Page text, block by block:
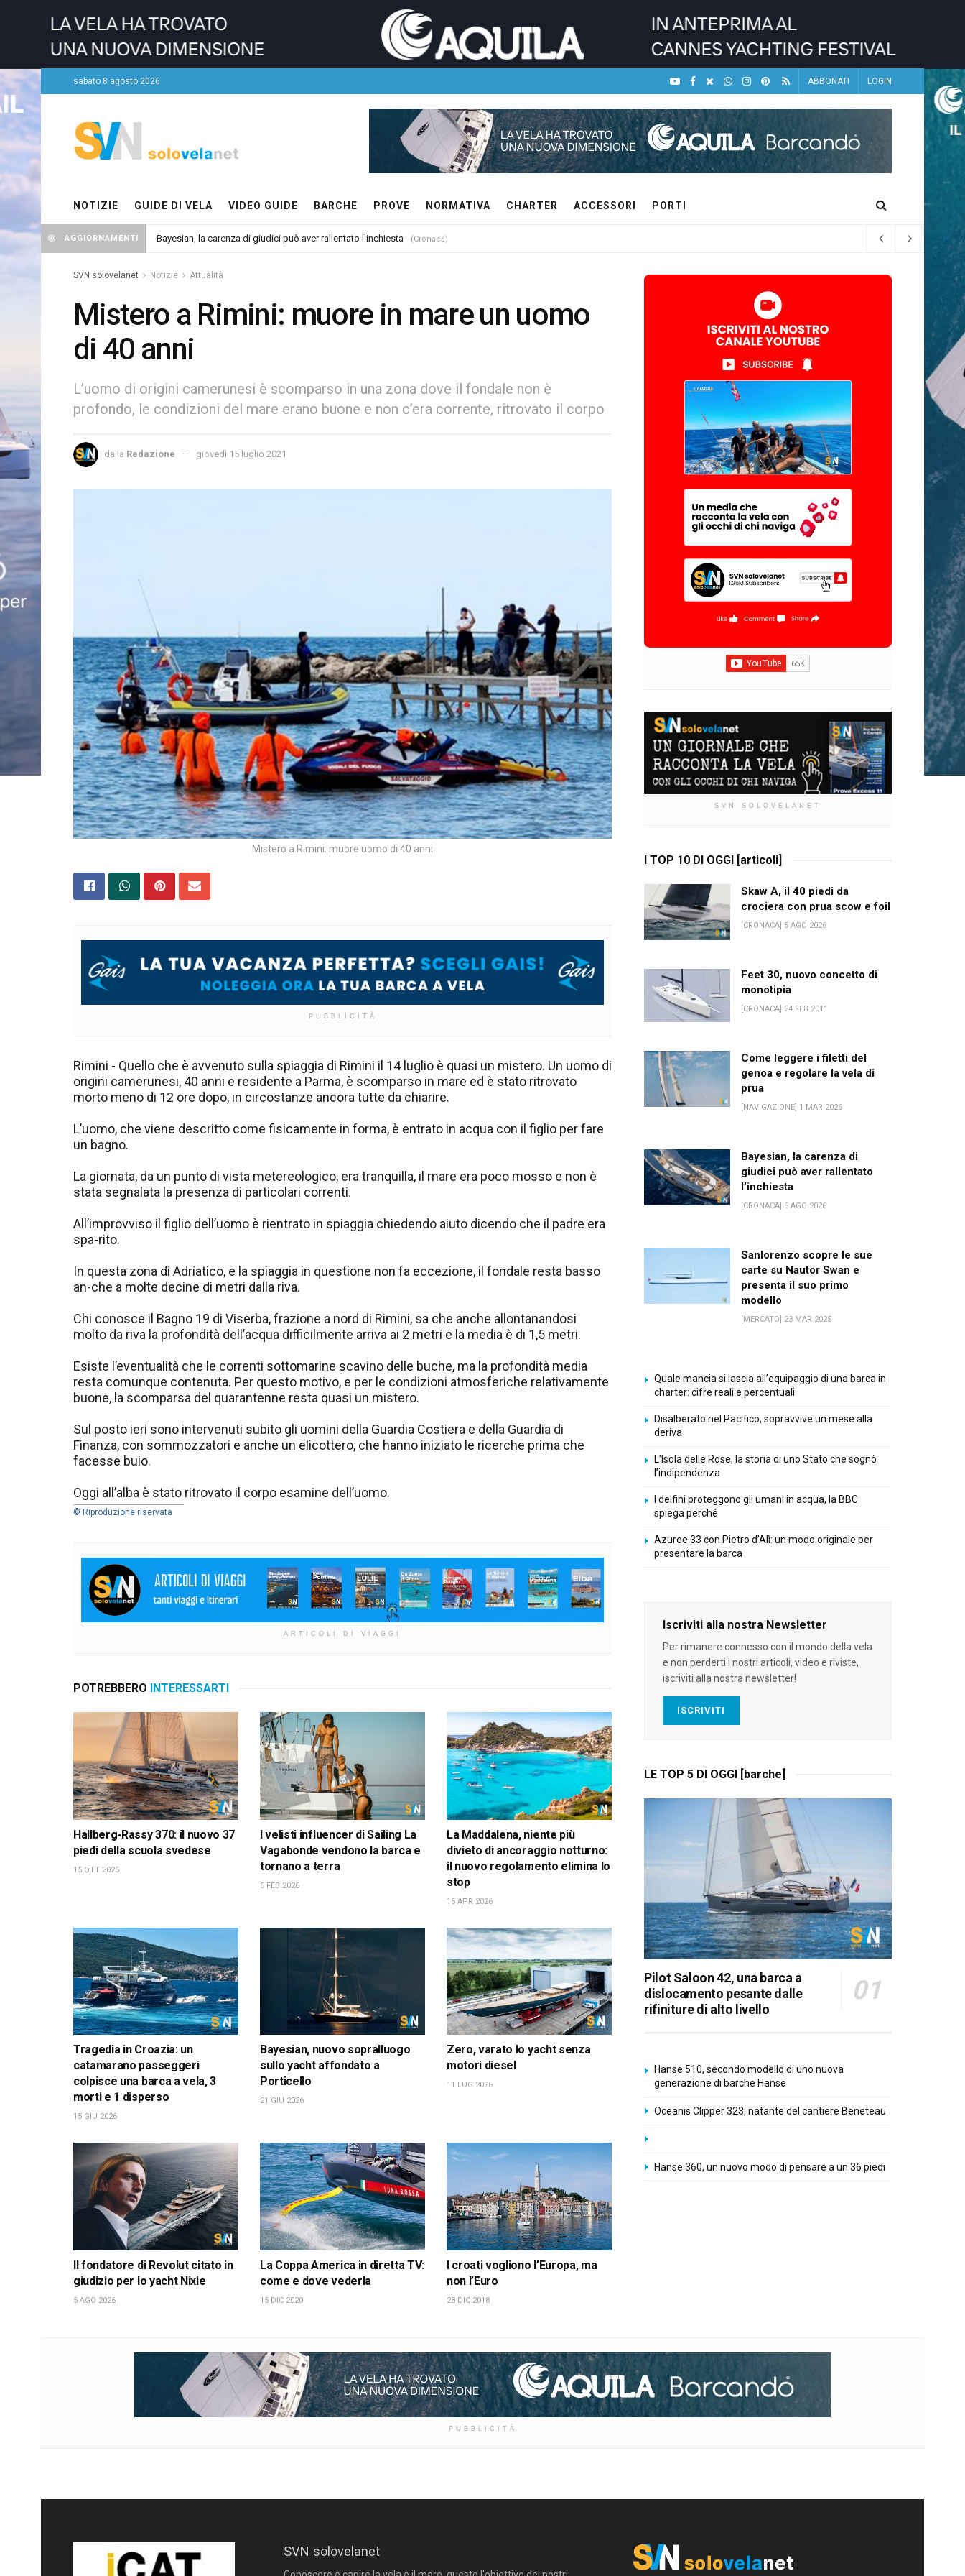
sabato 8 agosto 2026 ABBONATI LOGIN
NOTIZIE GUIDE DI VELA VIDEO GUIDE BARCHE PROVE NORMATIVA CHARTER ACCESSORI PORTI
AGGIORNAMENTI Bayesian, la carenza di giudici può aver rallentato l’inchiesta (Cronaca)
SVN solovelanet Notizie Attualità
Mistero a Rimini: muore in mare un uomo
di 40 anni
L’uomo di origini camerunesi è scomparso in una zona dove il fondale non è
profondo, le condizioni del mare erano buone e non c’era corrente, ritrovato il corpo
dalla Redazione giovedì 15 luglio 2021
Mistero a Rimini: muore uomo di 40 anni
PUBBLICITÀ
Rimini - Quello che è avvenuto sulla spiaggia di Rimini il 14 luglio è quasi un mistero. Un uomo di
origini camerunesi, 40 anni e residente a Parma, è scomparso in mare ed è stato ritrovato
morto meno di 12 ore dopo, in circostanze ancora tutte da chiarire.
L’uomo, che viene descritto come fisicamente in forma, è entrato in acqua con il figlio per fare
un bagno.
La giornata, da un punto di vista metereologico, era tranquilla, il mare era poco mosso e non è
stata segnalata la presenza di particolari correnti.
All’improvviso il figlio dell’uomo è rientrato in spiaggia chiedendo aiuto dicendo che il padre era
spa-rito.
In questa zona di Adriatico, e la spiaggia in questione non fa eccezione, il fondale resta basso
an-che a molte decine di metri dalla riva.
Chi conosce il Bagno 19 di Viserba, frazione a nord di Rimini, sa che anche allontanandosi
molto da riva la profondità dell’acqua difficilmente arriva ai 2 metri e la media è di 1,5 metri.
Esiste l’eventualità che le correnti sottomarine scavino delle buche, ma la profondità media
resta comunque contenuta. Per questo motivo, e per le condizioni atmosferiche relativamente
buone, la scomparsa del quarantenne resta quasi un mistero.
Sul posto ieri sono intervenuti subito gli uomini della Guardia Costiera e della Guardia di
Finanza, con sommozzatori e anche un elicottero, che hanno iniziato le ricerche prima che
facesse buio.
Oggi all’alba è stato ritrovato il corpo esamine dell’uomo.
© Riproduzione riservata
ARTICOLI DI VIAGGI
POTREBBERO INTERESSARTI
Hallberg-Rassy 370: il nuovo 37
piedi della scuola svedese
15 OTT 2025
I velisti influencer di Sailing La
Vagabonde vendono la barca e
tornano a terra
5 FEB 2026
La Maddalena, niente più
divieto di ancoraggio notturno:
il nuovo regolamento elimina lo
stop
15 APR 2026
Tragedia in Croazia: un
catamarano passeggeri
colpisce una barca a vela, 3
morti e 1 disperso
15 GIU 2026
Bayesian, nuovo sopralluogo
sullo yacht affondato a
Porticello
21 GIU 2026
Zero, varato lo yacht senza
motori diesel
11 LUG 2026
Il fondatore di Revolut citato in
giudizio per lo yacht Nixie
5 AGO 2026
La Coppa America in diretta TV:
come e dove vederla
15 DIC 2020
I croati vogliono l’Europa, ma
non l’Euro
28 DIC 2018
SVN SOLOVELANET
I TOP 10 DI OGGI [articoli]
Skaw A, il 40 piedi da
crociera con prua scow e foil
[CRONACA] 5 AGO 2026
Feet 30, nuovo concetto di
monotipia
[CRONACA] 24 FEB 2011
Come leggere i filetti del
genoa e regolare la vela di
prua
[NAVIGAZIONE] 1 MAR 2026
Bayesian, la carenza di
giudici può aver rallentato
l’inchiesta
[CRONACA] 6 AGO 2026
Sanlorenzo scopre le sue
carte su Nautor Swan e
presenta il suo primo
modello
[MERCATO] 23 MAR 2025
Quale mancia si lascia all’equipaggio di una barca in
charter: cifre reali e percentuali
Disalberato nel Pacifico, sopravvive un mese alla
deriva
L’Isola delle Rose, la storia di uno Stato che sognò
l’indipendenza
I delfini proteggono gli umani in acqua, la BBC
spiega perché
Azuree 33 con Pietro d’Alì: un modo originale per
presentare la barca
Iscriviti alla nostra Newsletter
Per rimanere connesso con il mondo della vela
e non perderti i nostri articoli, video e riviste,
iscriviti alla nostra newsletter!
ISCRIVITI
LE TOP 5 DI OGGI [barche]
Pilot Saloon 42, una barca a
dislocamento pesante dalle
rifiniture di alto livello
Hanse 510, secondo modello di uno nuova
generazione di barche Hanse
Oceanis Clipper 323, natante del cantiere Beneteau
Hanse 360, un nuovo modo di pensare a un 36 piedi
PUBBLICITÀ
SVN solovelanet